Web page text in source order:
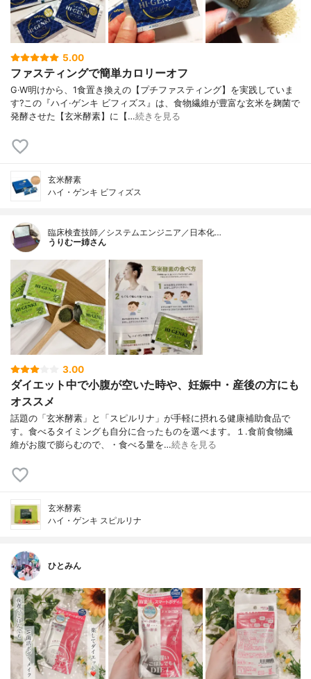
5.00
ファスティングで簡単カロリーオフ
G·W明けから、1食置き換えの【プチファスティング】を実践していま
す?この『ハイ·ゲンキ ビフィズス』は、食物繊維が豊富な玄米を麹菌で
発酵させた【玄米酵素】に【…続きを見る
玄米酵素
ハイ・ゲンキ ビフィズス
臨床検査技師／システムエンジニア／日本化…
うりむー姉さん
3.00
ダイエット中で小腹が空いた時や、妊娠中・産後の方にも
オススメ
話題の「玄米酵素」と「スピルリナ」が手軽に摂れる健康補助食品で
す。食べるタイミングも自分に合ったものを選べます。１.食前食物繊
維がお腹で膨らむので、・食べる量を…続きを見る
玄米酵素
ハイ・ゲンキ スピルリナ
ひとみん